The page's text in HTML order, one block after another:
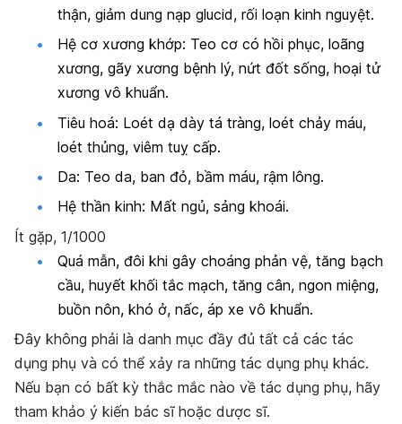
thận, giảm dung nạp glucid, rối loạn kinh nguyệt.
Hệ cơ xương khớp: Teo cơ có hồi phục, loãng
xương, gãy xương bệnh lý, nứt đốt sống, hoại tử
xương vô khuẩn.
Tiêu hoá: Loét dạ dày tá tràng, loét chảy máu,
loét thủng, viêm tuỵ cấp.
Da: Teo da, ban đỏ, bầm máu, rậm lông.
Hệ thần kinh: Mất ngủ, sảng khoái.
Ít gặp, 1/1000
Quá mẫn, đôi khi gây choáng phản vệ, tăng bạch
cầu, huyết khối tắc mạch, tăng cân, ngon miệng,
buồn nôn, khó ở, nấc, áp xe vô khuẩn.
Đây không phải là danh mục đầy đủ tất cả các tác
dụng phụ và có thể xảy ra những tác dụng phụ khác.
Nếu bạn có bất kỳ thắc mắc nào về tác dụng phụ, hãy
tham khảo ý kiến bác sĩ hoặc dược sĩ.